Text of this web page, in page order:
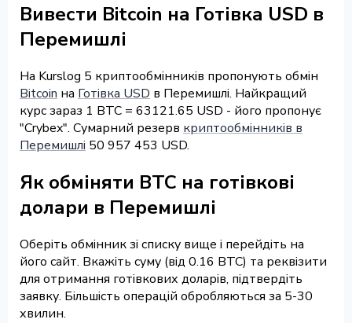
Вивести Bitcoin на Готівка USD в
Перемишлі
На Kurslog 5 криптообмінників пропонують обмін
Bitcoin на Готівка USD в Перемишлі. Найкращий
курс зараз 1 BTC = 63121.65 USD - його пропонує
"Crybex". Сумарний резерв криптообмінників в
Перемишлі 50 957 453 USD.
Як обміняти BTC на готівкові
долари в Перемишлі
Оберіть обмінник зі списку вище і перейдіть на
його сайт. Вкажіть суму (від 0.16 BTC) та реквізити
для отримання готівкових доларів, підтвердіть
заявку. Більшість операцій обробляються за 5-30
хвилин.